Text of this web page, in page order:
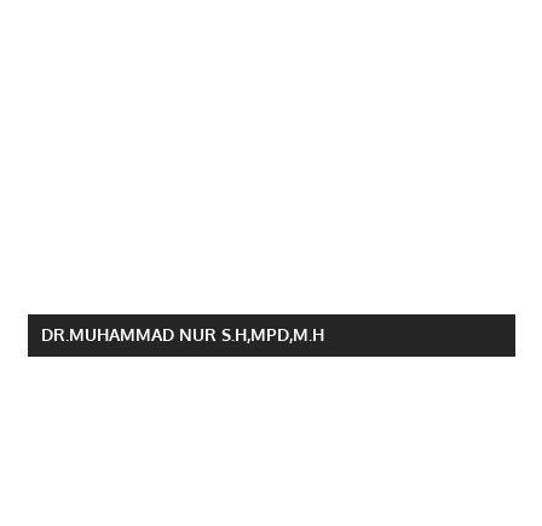
DR.MUHAMMAD NUR S.H,MPD,M.H